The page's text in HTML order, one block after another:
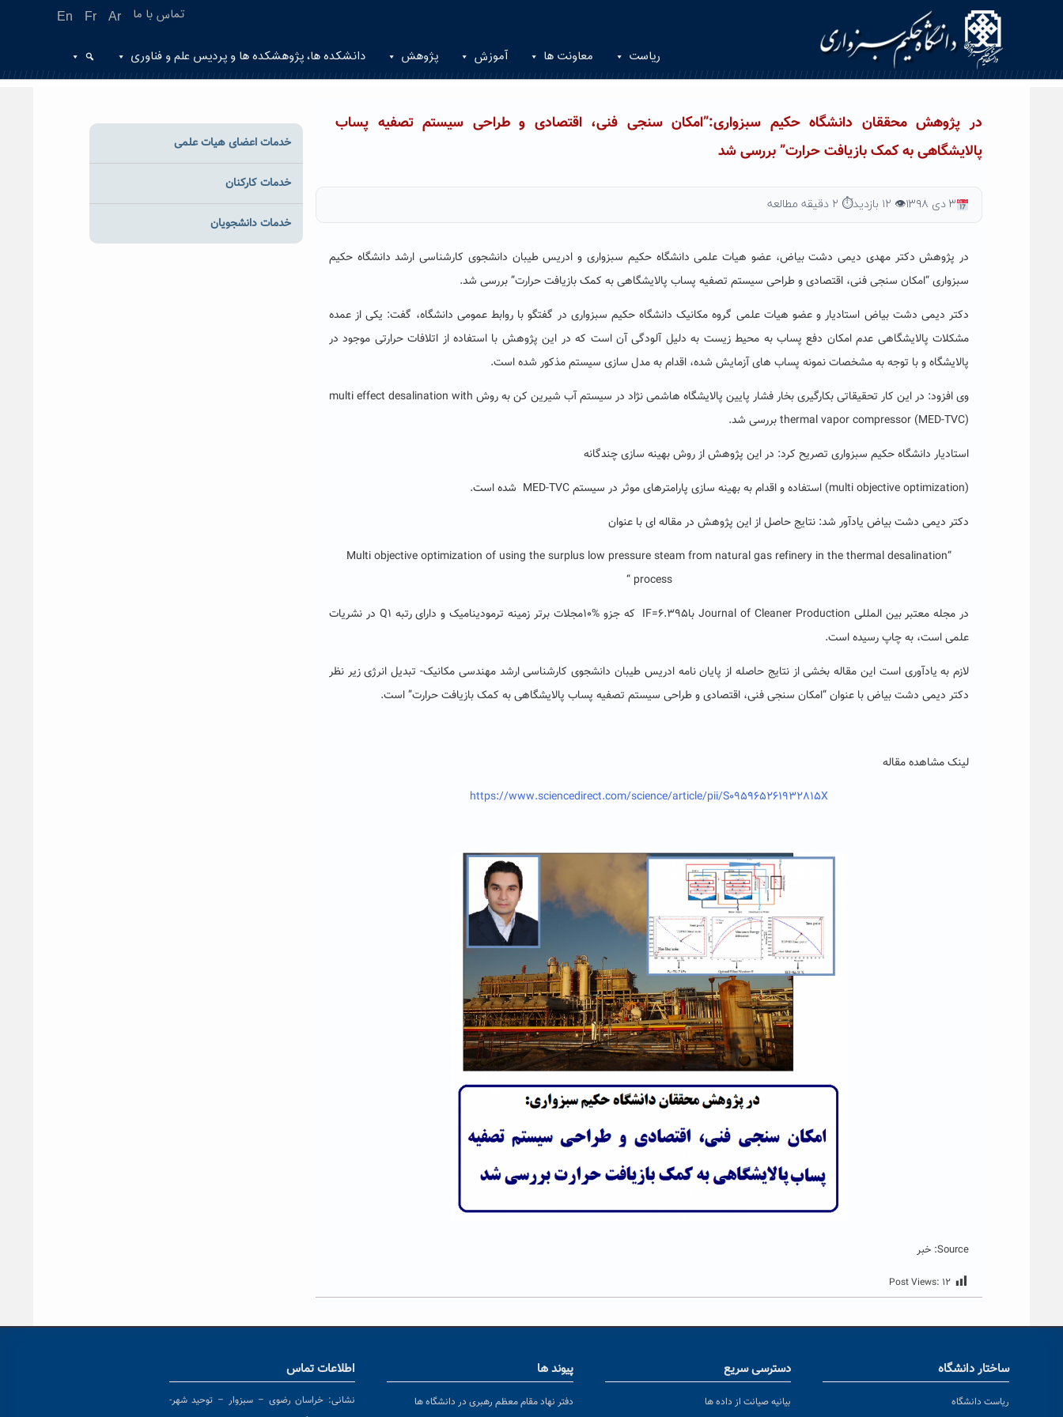
En Fr Ar تماس با ما
ریاست معاونت ها آموزش پژوهش دانشکده ها، پژوهشکده ها و پردیس علم و فناوری
در پژوهش محققان دانشگاه حکیم سبزواری:”امکان سنجی فنی، اقتصادی و طراحی سیستم تصفیه پساب
پالایشگاهی به کمک بازیافت حرارت” بررسی شد
۳ دی ۱۳۹۸ 👁 ۱۲ بازدید ⏱ ۲ دقیقه مطالعه
در پژوهش دکتر مهدی دیمی دشت بیاض، عضو هیات علمی دانشگاه حکیم سبزواری و ادریس طیبان دانشجوی کارشناسی ارشد دانشگاه حکیم
سبزواری “امکان سنجی فنی، اقتصادی و طراحی سیستم تصفیه پساب پالایشگاهی به کمک بازیافت حرارت” بررسی شد.
دکتر دیمی دشت بیاض استادیار و عضو هیات علمی گروه مکانیک دانشگاه حکیم سبزواری در گفتگو با روابط عمومی دانشگاه، گفت: یکی از عمده
مشکلات پالایشگاهی عدم امکان دفع پساب به محیط زیست به دلیل آلودگی آن است که در این پژوهش با استفاده از اتلافات حرارتی موجود در
پالایشگاه و با توجه به مشخصات نمونه پساب های آزمایش شده، اقدام به مدل سازی سیستم مذکور شده است.
وی افزود: در این کار تحقیقاتی بکارگیری بخار فشار پایین پالایشگاه هاشمی نژاد در سیستم آب شیرین کن به روش multi effect desalination with
thermal vapor compressor (MED-TVC) بررسی شد.
استادیار دانشگاه حکیم سبزواری تصریح کرد: در این پژوهش از روش بهینه سازی چندگانه
(multi objective optimization) استفاده و اقدام به بهینه سازی پارامترهای موثر در سیستم MED-TVC شده است.
دکتر دیمی دشت بیاض یادآور شد: نتایج حاصل از این پژوهش در مقاله ای با عنوان
“Multi objective optimization of using the surplus low pressure steam from natural gas refinery in the thermal desalination
process “
در مجله معتبر بین المللی Journal of Cleaner Production باIF=6.395 که جزو %۱۰مجلات برتر زمینه ترمودینامیک و دارای رتبه Q1 در نشریات
علمی است، به چاپ رسیده است.
لازم به یادآوری است این مقاله بخشی از نتایج حاصله از پایان نامه ادریس طیبان دانشجوی کارشناسی ارشد مهندسی مکانیک- تبدیل انرژی زیر نظر
دکتر دیمی دشت بیاض با عنوان “امکان سنجی فنی، اقتصادی و طراحی سیستم تصفیه پساب پالایشگاهی به کمک بازیافت حرارت” است.
لینک مشاهده مقاله
https://www.sciencedirect.com/science/article/pii/S095965261932815X
Source: خبر
Post Views: ۱۲
خدمات اعضای هیات علمی
خدمات کارکنان
خدمات دانشجویان
ساختار دانشگاه
ریاست دانشگاه
دسترسی سریع
بیانیه صیانت از داده ها
پیوند ها
دفتر نهاد مقام معظم رهبری در دانشگاه ها
اطلاعات تماس
نشانی: خراسان رضوی – سبزوار – توحید شهر-